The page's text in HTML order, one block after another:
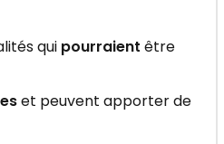
qui pourraient être
et peuvent apporter de